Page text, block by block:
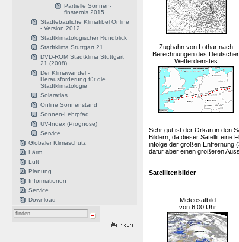
Partielle Sonnen-
finsternis 2015
Städtebauliche Klimafibel Online
- Version 2012
Stadtklimatologischer Rundblick
Stadtklima Stuttgart 21
DVD-ROM Stadtklima Stuttgart
21 (2008)
Der Klimawandel -
Herausforderung für die
Stadtklimatologie
Solaratlas
Online Sonnenstand
Sonnen-Lehrpfad
UV-Index (Prognose)
Service
Globaler Klimaschutz
Lärm
Luft
Planung
Informationen
Service
Download
Zugbahn von Lothar nach
Berechnungen des
Wetterdienstes
Sehr gut ist der Orkan in den
Bildern, da dieser Satellit eine
infolge der großen Entfernung
dafür aber einen größeren
Satellitenbilder
Meteosatbild
von 6.00 Uhr